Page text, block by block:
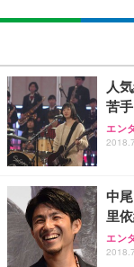
ュ
￥
ワー
能
務用
ワー
能
￥
【純
フッ
【整
ー
ort/
x2
￥
ネオ
り 単
限定
超厚
人
苦
エン
中
里
エン